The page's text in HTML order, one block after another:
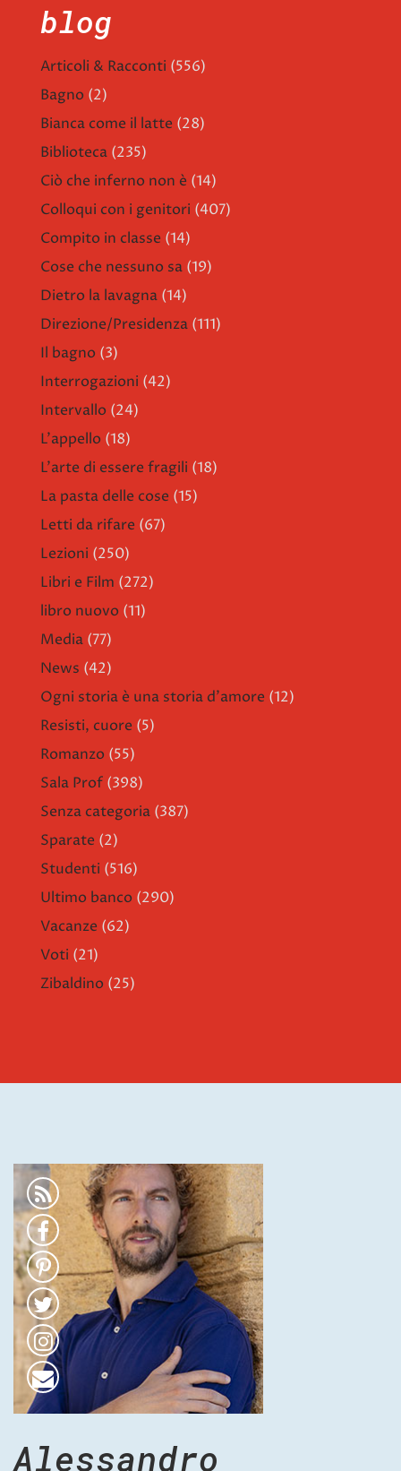
blog
Articoli & Racconti (556)
Bagno (2)
Bianca come il latte (28)
Biblioteca (235)
Ciò che inferno non è (14)
Colloqui con i genitori (407)
Compito in classe (14)
Cose che nessuno sa (19)
Dietro la lavagna (14)
Direzione/Presidenza (111)
Il bagno (3)
Interrogazioni (42)
Intervallo (24)
L'appello (18)
L'arte di essere fragili (18)
La pasta delle cose (15)
Letti da rifare (67)
Lezioni (250)
Libri e Film (272)
libro nuovo (11)
Media (77)
News (42)
Ogni storia è una storia d'amore (12)
Resisti, cuore (5)
Romanzo (55)
Sala Prof (398)
Senza categoria (387)
Sparate (2)
Studenti (516)
Ultimo banco (290)
Vacanze (62)
Voti (21)
Zibaldino (25)
Alessandro